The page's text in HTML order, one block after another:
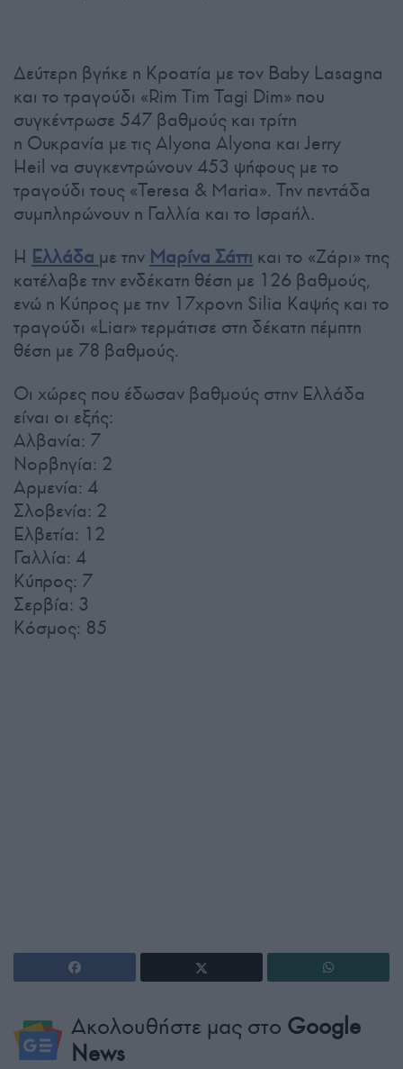
Δεύτερη βγήκε η Κροατία με τον Baby Lasagna
και το τραγούδι «Rim Tim Tagi Dim» που
συγκέντρωσε 547 βαθμούς και τρίτη
η Ουκρανία με τις Αlyona Αlyona και Jerry
Heil να συγκεντρώνουν 453 ψήφους με το
τραγούδι τους «Teresa & Maria». Την πεντάδα
συμπληρώνουν η Γαλλία και το Ισραήλ.
Η Ελλάδα με την Μαρίνα Σάττι και το «Ζάρι» της
κατέλαβε την ενδέκατη θέση με 126 βαθμούς,
ενώ η Κύπρος με την 17χρονη Silia Καψής και το
τραγούδι «Liar» τερμάτισε στη δέκατη πέμπτη
θέση με 78 βαθμούς.
Οι χώρες που έδωσαν βαθμούς στην Ελλάδα
είναι οι εξής:
Αλβανία: 7
Νορβηγία: 2
Αρμενία: 4
Σλοβενία: 2
Ελβετία: 12
Γαλλία: 4
Κύπρος: 7
Σερβία: 3
Κόσμος: 85
Ακολουθήστε μας στο Google
News